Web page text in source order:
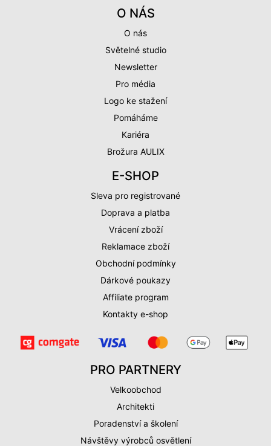
O NÁS
O nás
Světelné studio
Newsletter
Pro média
Logo ke stažení
Pomáháme
Kariéra
Brožura AULIX
E-SHOP
Sleva pro registrované
Doprava a platba
Vrácení zboží
Reklamace zboží
Obchodní podmínky
Dárkové poukazy
Affiliate program
Kontakty e-shop
PRO PARTNERY
Velkoobchod
Architekti
Poradenství a školení
Návštěvy výrobců osvětlení